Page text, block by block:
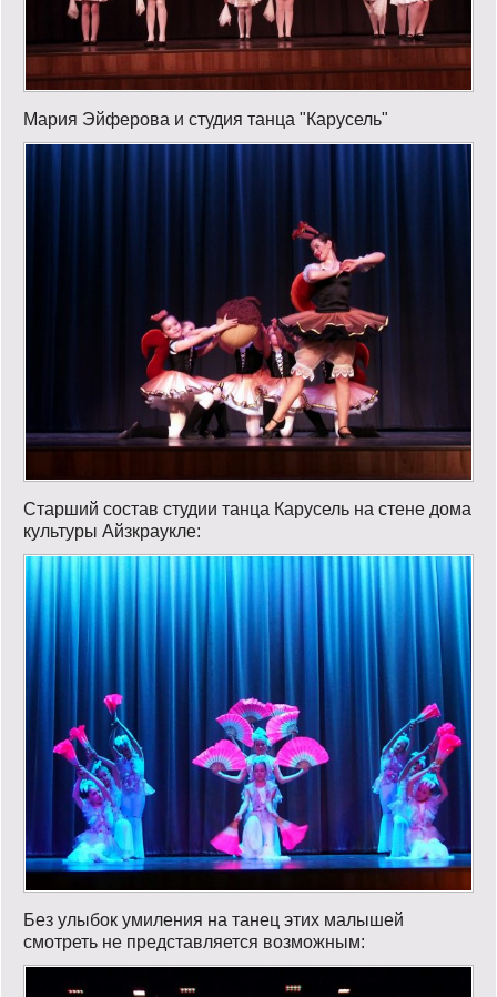
Мария Эйферова и студия танца "Карусель"
Старший состав студии танца Карусель на стене дома
культуры Айзкраукле:
Без улыбок умиления на танец этих малышей
смотреть не представляется возможным: